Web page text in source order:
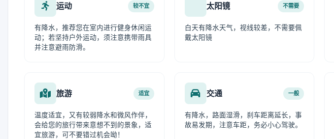
运动 较不宜
有降水，推荐您在室内进行健身休闲运
动；若坚持户外运动，须注意携带雨具
并注意避雨防滑。
太阳镜 不需要
白天有降水天气，视线较差，不需要佩
戴太阳镜
旅游 适宜
温度适宜，又有较弱降水和微风作伴，
会给您的旅行带来意想不到的景象，适
宜旅游，可不要错过机会呦！
交通 一般
有降水，路面湿滑，刹车距离延长，事
故易发期，注意车距，务必小心驾驶。